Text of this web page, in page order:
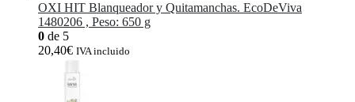
OXI HIT Blanqueador y Quitamanchas. EcoDeViva
1480206 , Peso: 650 g
0 de 5
20,40€ IVA incluido